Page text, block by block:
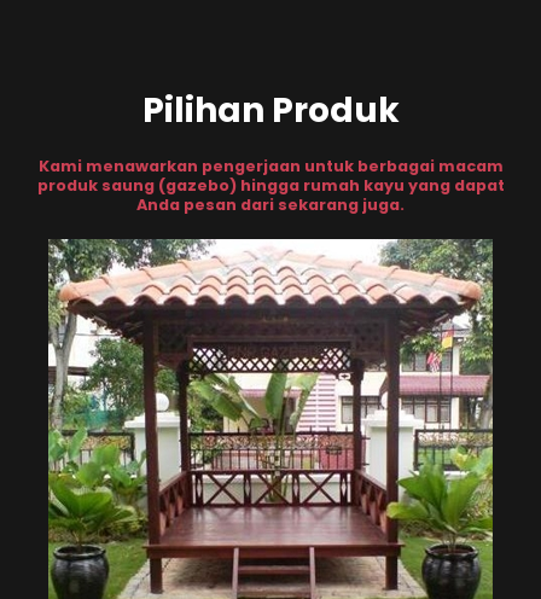
Pilihan Produk
Kami menawarkan pengerjaan untuk berbagai macam
produk saung (gazebo) hingga rumah kayu yang dapat
Anda pesan dari sekarang juga.